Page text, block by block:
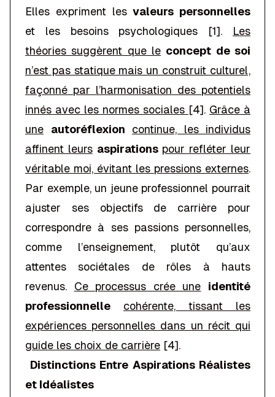
Elles expriment lesvaleurs personnelles
et les besoins psychologiques [1]. Les
théories suggèrent que le concept de soi
n’est pas statique mais un construit culturel,
façonné par l’harmonisation des potentiels
innés avec les normes sociales [4]. Grâce à
une
autoréflexion
continue, les individus
affinent leurs aspirations pour refléter leur
véritable moi, évitant les pressions externes.
Par exemple, un jeune professionnel pourrait
ajuster ses objectifs de carrière pour
correspondre à ses passions personnelles,
comme l’enseignement, plutôt qu’aux
attentes sociétales de rôles à hauts
revenus. Ce processus crée une
identité
professionnelle
cohérente, tissant les
expériences personnelles dans un récit qui
guide les choix de carrière [4].
Distinctions Entre Aspirations Réalistes
et Idéalistes